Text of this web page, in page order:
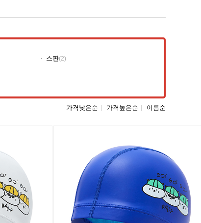
스판(2)
가격낮은순 가격높은순 이름순